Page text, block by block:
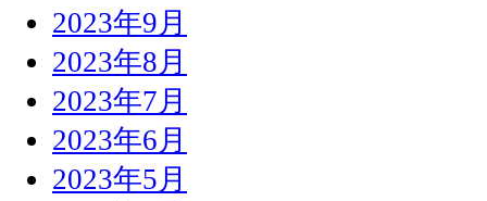
2023年9月
2023年8月
2023年7月
2023年6月
2023年5月